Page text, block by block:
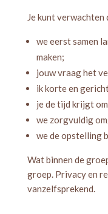
Je kunt verwachten
we eerst samen
maken;
jouw vraag het
ik korte en
je de tijd krijgt
we zorgvuldig
we de opstelling
Wat binnen de
groep. Privacy en
vanzelfsprekend.